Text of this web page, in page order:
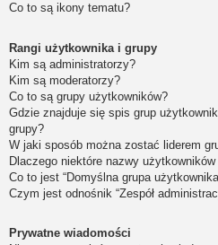
Co to są ikony tematu?
Rangi użytkownika i grupy
Kim są administratorzy?
Kim są moderatorzy?
Co to są grupy użytkowników?
Gdzie znajduje się spis grup
grupy?
W jaki sposób można zostać liderem
Dlaczego niektóre nazwy
Co to jest “Domyślna grupa
Czym jest odnośnik “Zespół
Prywatne wiadomości